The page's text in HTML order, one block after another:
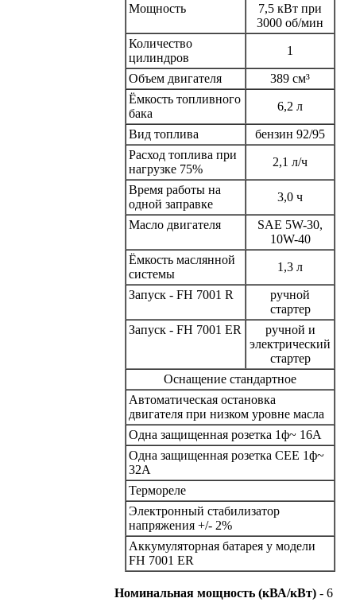
Мощность
7,5 кВт при
3000 об/мин
Количество
цилиндров
1
Объем двигателя
389 см³
Ёмкость топливного
бака
6,2 л
Вид топлива
бензин 92/95
Расход топлива при
нагрузке 75%
2,1 л/ч
Время работы на
одной заправке
3,0 ч
Масло двигателя
SAE 5W-30,
10W-40
Ёмкость маслянной
системы
1,3 л
Запуск - FH 7001 R
ручной
стартер
Запуск - FH 7001 ER
ручной и
электрический
стартер
Оснащение стандартное
Автоматическая остановка
двигателя при низком уровне масла
Одна защищенная розетка 1ф~ 16A
Одна защищенная розетка СEE 1ф~
32A
Термореле
Электронный стабилизатор
напряжения +/- 2%
Аккумуляторная батарея у модели
FH 7001 ER
Номинальная мощность (кВА/кВт) - 6